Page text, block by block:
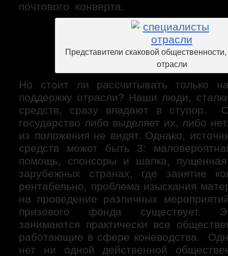
почтового конверта.
Представители скаковой
отрасли
Но стоит ли рассчитывать только
поддержку отрасли? Наши люди,
средств, сразу впадают в ступор.
государство либо выделяет их, либо
из положения не видят. Однако,
средств может быть 3:
помощь, спонсоры и шапка,
зарубежных странах, где занятие
рентабельно, проблема изыскания
на проведение различных
призового фонда существует.
занимаются практически все
работающие в сфере коневодства.
нет ни одной действенной